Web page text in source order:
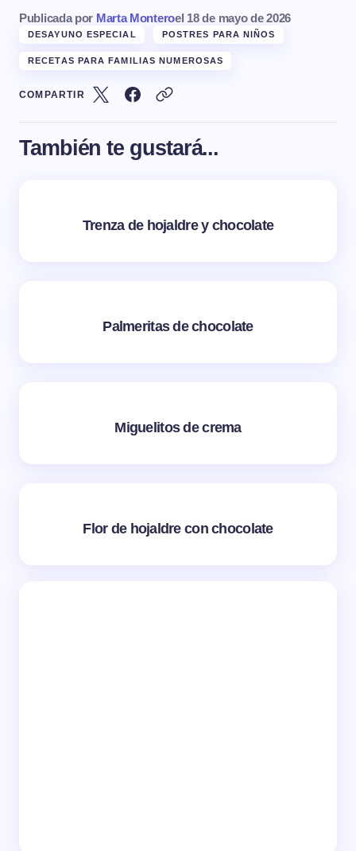
Publicada por Marta Monteroel 18 de mayo de 2026
DESAYUNO ESPECIAL POSTRES PARA NIÑOS
RECETAS PARA FAMILIAS NUMEROSAS
COMPARTIR
También te gustará...
Trenza de hojaldre y chocolate
Palmeritas de chocolate
Miguelitos de crema
Flor de hojaldre con chocolate